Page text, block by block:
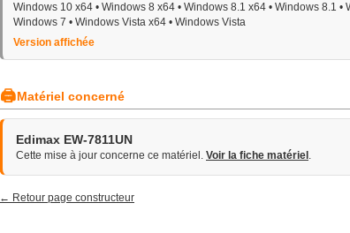
Windows 10 x64 • Windows 8 x64 • Windows 8.1 x64 • Windows 8.1 •
Windows 7 • Windows Vista x64 • Windows Vista
Version affichée
🖨Matériel concerné
Edimax EW-7811UN
Cette mise à jour concerne ce matériel. Voir la fiche matériel .
← Retour page constructeur